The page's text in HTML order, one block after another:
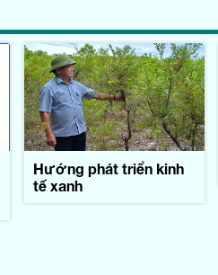
Hướng phát triển kinh
tế xanh